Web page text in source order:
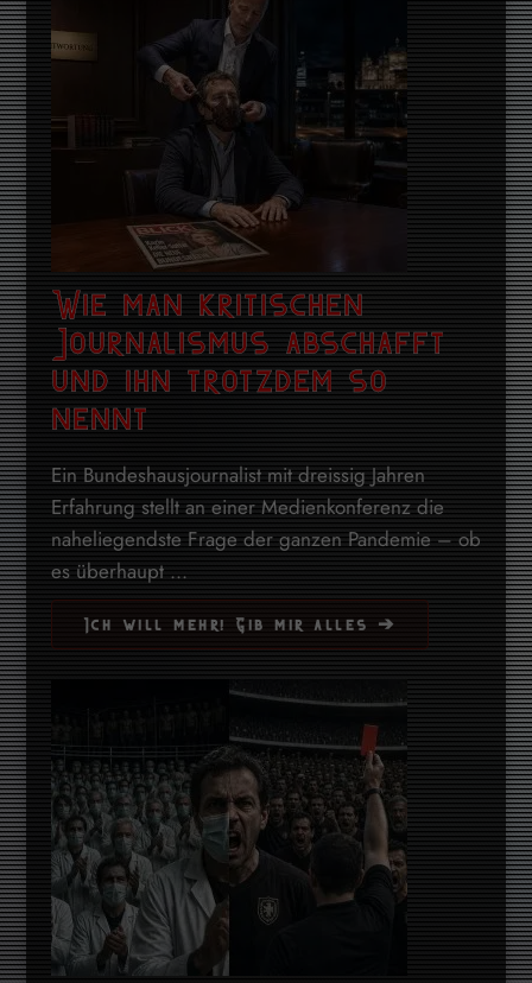
Wie man kritischen
Journalismus abschafft
und ihn trotzdem so
nennt
Ein Bundeshausjournalist mit dreissig Jahren
Erfahrung stellt an einer Medienkonferenz die
naheliegendste Frage der ganzen Pandemie – ob
es überhaupt ...
Ich will mehr! Gib mir alles ➔